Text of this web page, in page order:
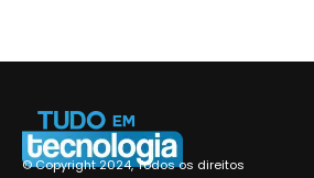
© Copyright 2024, Todos os direitos